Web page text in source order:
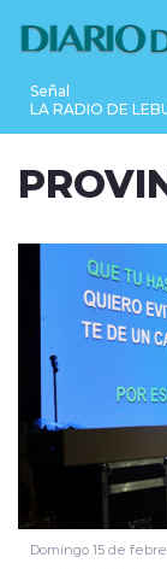
Señal
LA RADIO DE
LEBUDE
ARAUCO
Domingo 15 de